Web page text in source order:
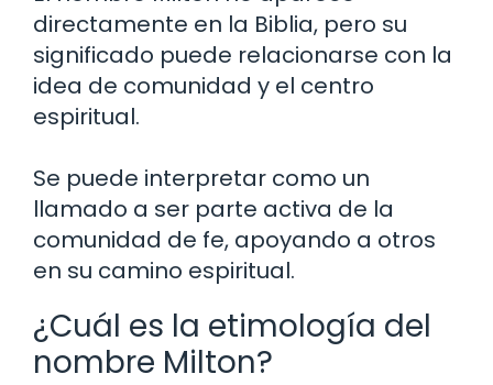
directamente en la Biblia, pero su
significado puede relacionarse con la
idea de comunidad y el centro
espiritual.
Se puede interpretar como un
llamado a ser parte activa de la
comunidad de fe, apoyando a otros
en su camino espiritual.
¿Cuál es la etimología del
nombre Milton?